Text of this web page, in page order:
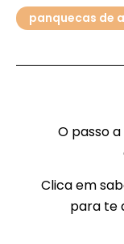
panquecas de
O passo
Clica em
para te